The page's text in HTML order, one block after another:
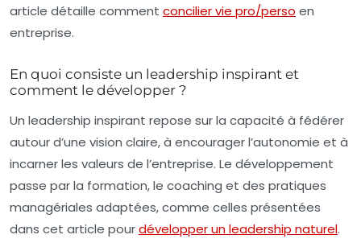
article détaille comment concilier vie pro/perso en
entreprise.
En quoi consiste un leadership inspirant et
comment le développer ?
Un leadership inspirant repose sur la capacité à fédérer
autour d’une vision claire, à encourager l’autonomie et à
incarner les valeurs de l’entreprise. Le développement
passe par la formation, le coaching et des pratiques
managériales adaptées, comme celles présentées
dans cet article pourdévelopper un leadership naturel.